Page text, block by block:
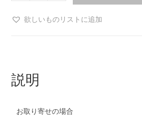
欲しいものリストに追加
説明
お取り寄せの場合